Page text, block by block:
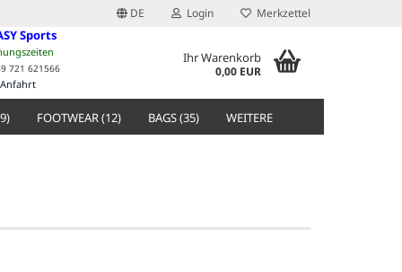
DE Login Merkzettel
Sports
721 621566
Anfahrt
Ihr Warenkorb
0,00 EUR
FOOTWEAR (12) BAGS (35) WEITERE